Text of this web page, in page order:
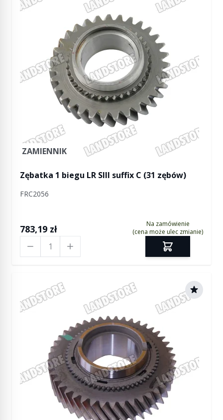
ZAMIENNIK
Zębatka 1 biegu LR SIII suffix C (31 zębów)
FRC2056
783,19 zł
Na zamówienie
(cena może ulec zmianie)